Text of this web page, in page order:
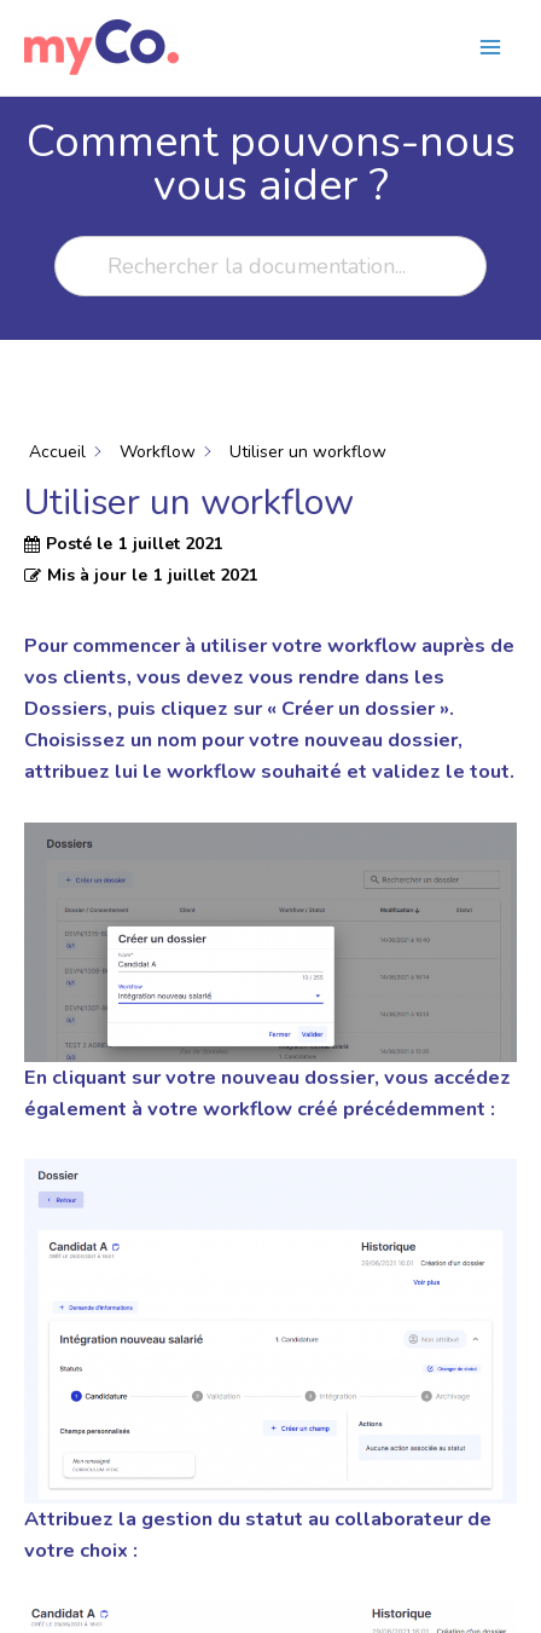
Comment pouvons-nous
vous aider ?
Accueil Workflow Utiliser un workflow
Utiliser un workflow
Posté le 1 juillet 2021
Mis à jour le 1 juillet 2021
Pour commencer à utiliser votre workflow auprès de
vos clients, vous devez vous rendre dans les
Dossiers, puis cliquez sur « Créer un dossier ».
Choisissez un nom pour votre nouveau dossier,
attribuez lui le workflow souhaité et validez le tout.
En cliquant sur votre nouveau dossier, vous accédez
également à votre workflow créé précédemment :
Attribuez la gestion du statut au collaborateur de
votre choix :